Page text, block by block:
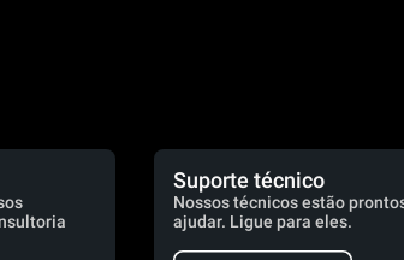
Suporte técnico
Nossos técnicos estão
ajudar. Ligue para eles.